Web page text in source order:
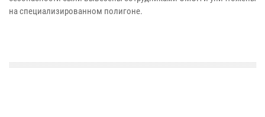
на специализированном полигоне.